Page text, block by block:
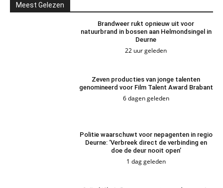
Meest Gelezen
Brandweer rukt opnieuw uit voor
natuurbrand in bossen aan Helmondsingel in
Deurne
22 uur geleden
Zeven producties van jonge talenten
genomineerd voor Film Talent Award Brabant
6 dagen geleden
Politie waarschuwt voor nepagenten in regio
Deurne: ‘Verbreek direct de verbinding en
doe de deur nooit open’
1 dag geleden